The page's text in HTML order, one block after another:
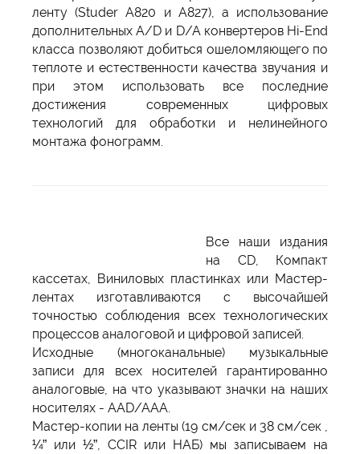
ленту (Studer A820 и А827), а использование
дополнительных A/D и D/A конвертеров Hi-End
класса позволяют добиться ошеломляющего по
теплоте и естественности качества звучания и
при этом использовать все последние
достижения современных цифровых
технологий для обработки и нелинейного
монтажа фонограмм.
Все наши издания
на CD, Компакт
кассетах, Виниловых пластинках или Mастер-
лентах изготавливаются с высочайшей
точностью соблюдения всех технологических
процессов аналоговой и цифровой записей.
Исходные (многоканальные) музыкальные
записи для всех носителей гарантированно
аналоговые, на что указывают значки на наших
носителях - AAD/AAA.
Мастер-копии на ленты (19 см/сек и 38 см/сек ,
¼” или ½”, CCIR или НАБ) мы записываем на